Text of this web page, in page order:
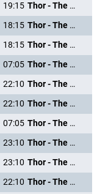
19:15
Thor - The Dark Kingdom
18:15
Thor - The Dark Kingdom
18:15
Thor - The Dark Kingdom
07:05
Thor - The Dark Kingdom
22:10
Thor - The Dark Kingdom
22:10
Thor - The Dark Kingdom
07:05
Thor - The Dark Kingdom
23:10
Thor - The Dark Kingdom
23:10
Thor - The Dark Kingdom
22:10
Thor - The Dark Kingdom